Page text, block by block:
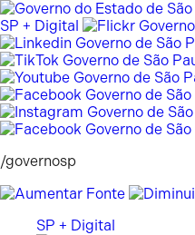
Pular
para
o
conteúdo
SP + Digital
/governosp
SP + Digital